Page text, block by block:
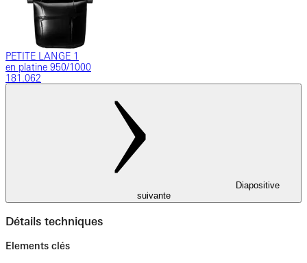
PETITE LANGE 1
en platine 950/1000
181.062
Diapositive
suivante
Détails techniques
Elements clés